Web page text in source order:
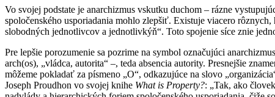
Vo svojej podstate je anarchizmus vskutku duchom – rázne
spoločenského usporiadania mohlo zlepšiť. Existuje viacero
slobodných jednotlivcov a jednotlivkýň“. Toto spojenie síce znie
Pre lepšie porozumenie sa pozrime na symbol označujúci
arch(os), „vládca, autorita“ –, teda absencia autority. Presnejšie
môžeme pokladať za písmeno „O“, odkazujúce na slovo
Joseph Proudhon vo svojej knihe What is Property?: „Tak, ako